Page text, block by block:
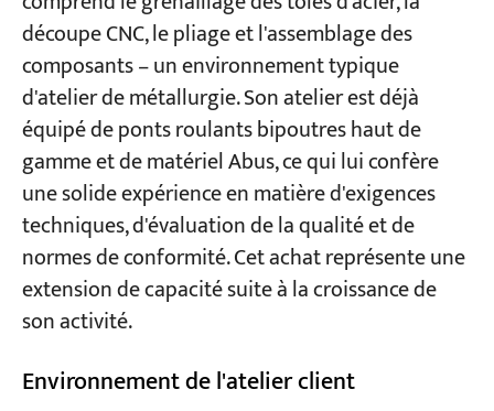
découpe CNC, le pliage et l'assemblage des
composants – un environnement typique
d'atelier de métallurgie. Son atelier est déjà
équipé de ponts roulants bipoutres haut de
gamme et de matériel Abus, ce qui lui confère
une solide expérience en matière d'exigences
techniques, d'évaluation de la qualité et de
normes de conformité. Cet achat représente une
extension de capacité suite à la croissance de
son activité.
Environnement de l'atelier client